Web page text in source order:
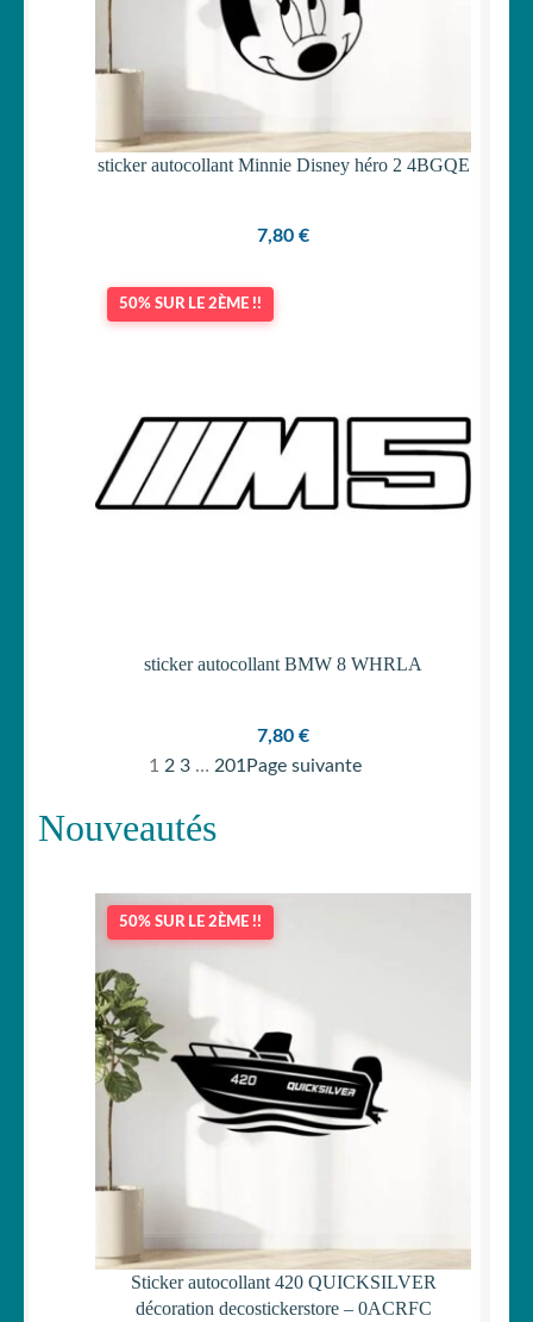
sticker autocollant Minnie Disney héro 2 4BGQE
7,80 €
50% SUR LE 2ÈME !!
sticker autocollant BMW 8 WHRLA
7,80 €
1 2 3 … 201 Page suivante
Nouveautés
50% SUR LE 2ÈME !!
Sticker autocollant 420 QUICKSILVER
décoration decostickerstore – 0ACRFC